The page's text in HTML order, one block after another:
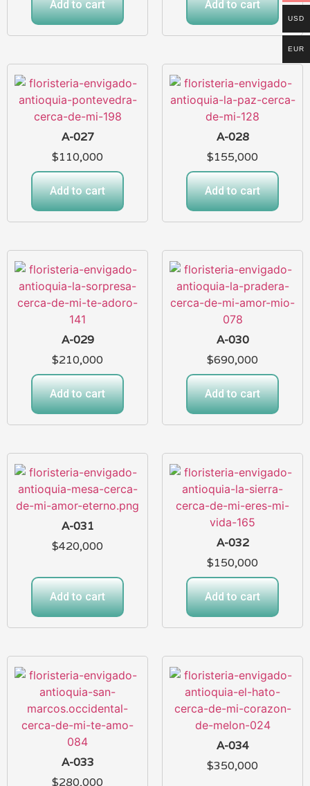
Add to cart Add to cart
A-027
$110,000
Add to cart
A-028
$155,000
Add to cart
A-029
$210,000
Add to cart
A-030
$690,000
Add to cart
A-031
$420,000
Add to cart
A-032
$150,000
Add to cart
A-033
$280,000
A-034
$350,000
USD
EUR